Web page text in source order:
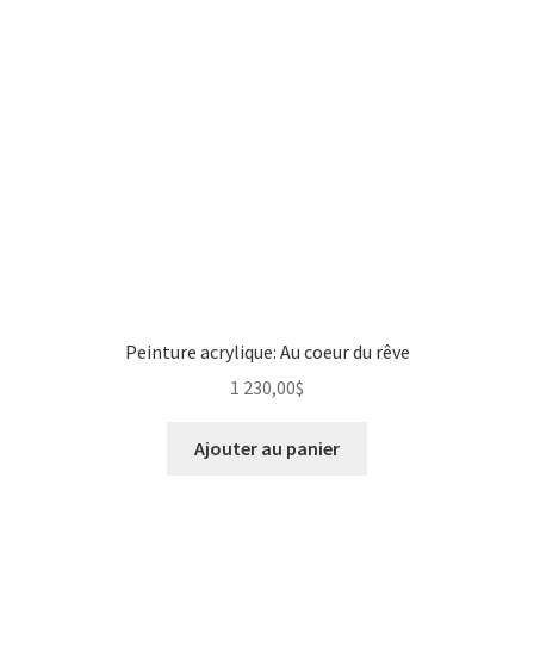
Peinture acrylique: Au coeur du rêve
1 230,00$
Ajouter au panier